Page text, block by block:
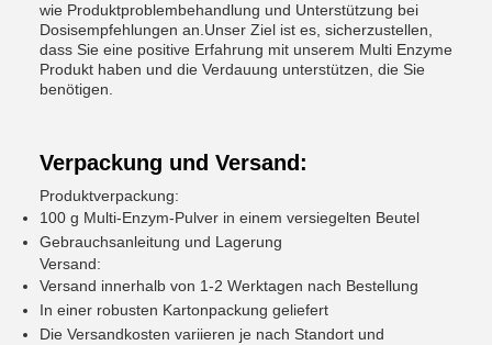
wie Produktproblembehandlung und Unterstützung bei
Dosisempfehlungen an.Unser Ziel ist es, sicherzustellen,
dass Sie eine positive Erfahrung mit unserem Multi Enzyme
Produkt haben und die Verdauung unterstützen, die Sie
benötigen.
Verpackung und Versand:
Produktverpackung:
100 g Multi-Enzym-Pulver in einem versiegelten Beutel
Gebrauchsanleitung und Lagerung
Versand:
Versand innerhalb von 1-2 Werktagen nach Bestellung
In einer robusten Kartonpackung geliefert
Die Versandkosten variieren je nach Standort und